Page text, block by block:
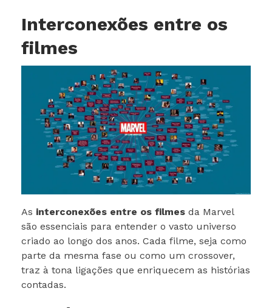
Interconexões entre os
filmes
As interconexões entre os filmes da Marvel
são essenciais para entender o vasto universo
criado ao longo dos anos. Cada filme, seja como
parte da mesma fase ou como um crossover,
traz à tona ligações que enriquecem as histórias
contadas.